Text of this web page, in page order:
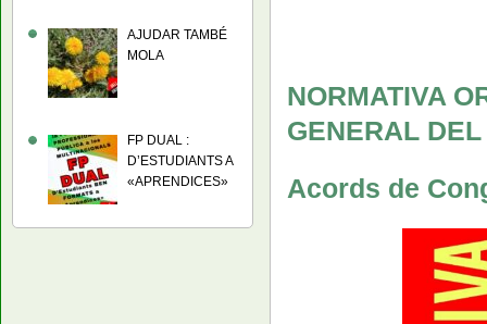
NORMATIVA
GENERAL
Acords de
AJUDAR TAMBÉ
MOLA
FP DUAL :
D’ESTUDIANTS A
«APRENDICES»